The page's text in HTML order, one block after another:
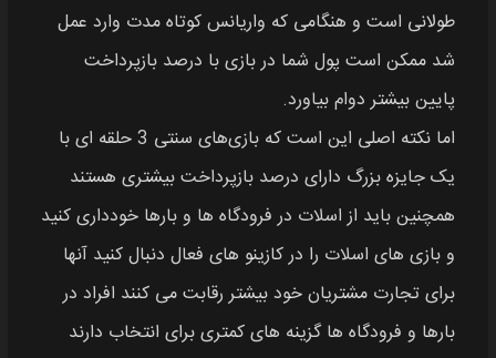
طولانی است و هنگامی که واریانس کوتاه مدت وارد عمل
شد ممکن است پول شما در بازی با درصد بازپرداخت
پایین بیشتر دوام بیاورد.
اما نکته اصلی این است که بازی‌های سنتی 3 حلقه‌ ای با
یک جایزه بزرگ دارای درصد بازپرداخت بیشتری هستند
همچنین باید از اسلات در فرودگاه‌ ها و بارها خودداری کنید
و بازی‌ های اسلات را در کازینو های فعال دنبال کنید آنها
برای تجارت مشتریان خود بیشتر رقابت می‌ کنند افراد در
بارها و فرودگاه‌ ها گزینه‌ های کمتری برای انتخاب دارند